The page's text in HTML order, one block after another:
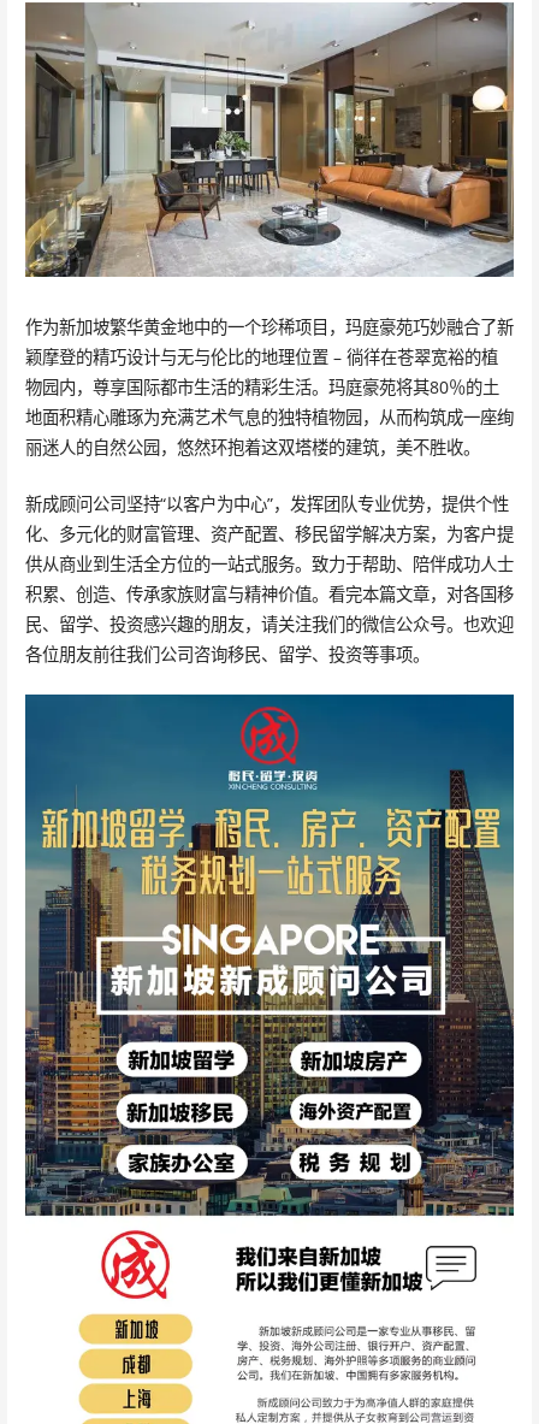
作为新加坡繁华黄金地中的一个珍稀项目，玛庭豪苑巧妙融合了新
颖摩登的精巧设计与无与伦比的地理位置 – 徜徉在苍翠宽裕的植
物园内，尊享国际都市生活的精彩生活。玛庭豪苑将其80％的土
地面积精心雕琢为充满艺术气息的独特植物园，从而构筑成一座绚
丽迷人的自然公园，悠然环抱着这双塔楼的建筑，美不胜收。
新成顾问公司坚持“以客户为中心”，发挥团队专业优势，提供个性
化、多元化的财富管理、资产配置、移民留学解决方案，为客户提
供从商业到生活全方位的一站式服务。致力于帮助、陪伴成功人士
积累、创造、传承家族财富与精神价值。看完本篇文章，对各国移
民、留学、投资感兴趣的朋友，请关注我们的微信公众号。也欢迎
各位朋友前往我们公司咨询移民、留学、投资等事项。